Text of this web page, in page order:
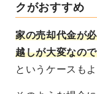
クがおすすめ
家の売却代金が
越しが大変なの
というケースも